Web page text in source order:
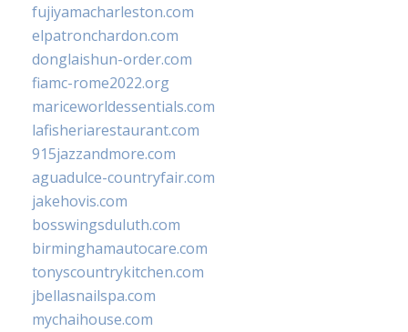
fujiyamacharleston.com
elpatronchardon.com
donglaishun-order.com
fiamc-rome2022.org
mariceworldessentials.com
lafisheriarestaurant.com
915jazzandmore.com
aguadulce-countryfair.com
jakehovis.com
bosswingsduluth.com
birminghamautocare.com
tonyscountrykitchen.com
jbellasnailspa.com
mychaihouse.com